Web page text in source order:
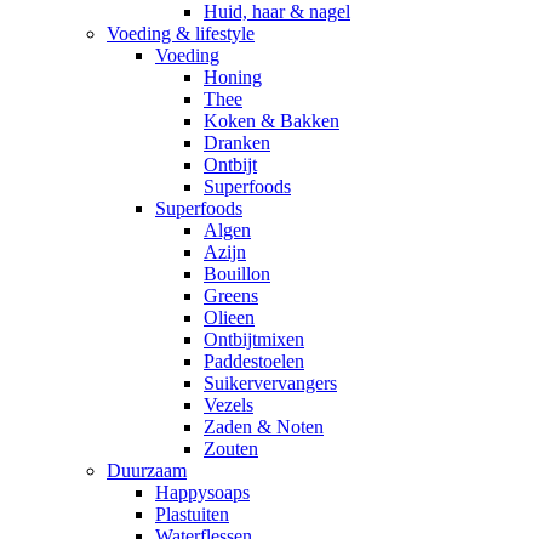
Huid, haar & nagel
Voeding & lifestyle
Voeding
Honing
Thee
Koken & Bakken
Dranken
Ontbijt
Superfoods
Superfoods
Algen
Azijn
Bouillon
Greens
Olieen
Ontbijtmixen
Paddestoelen
Suikervervangers
Vezels
Zaden & Noten
Zouten
Duurzaam
Happysoaps
Plastuiten